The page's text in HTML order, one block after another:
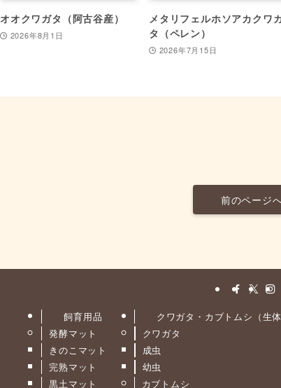
オオクワガタ（阿古谷産）
2026年8月1日
メタリフェルホソアカクワ
タ（ペレン）
2026年7月15日
前のページ
飼育用品
発酵マット
きのこマット
完熟マット
黒土マット
クワガタ・カブトムシ（生
クワガタ
成虫
幼虫
カブトムシ